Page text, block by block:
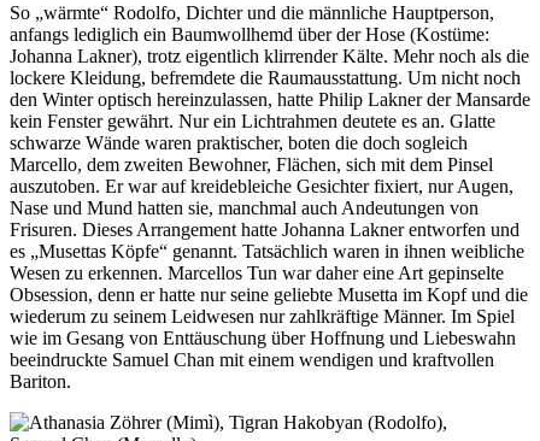
So „wärmte“ Rodolfo, Dichter und die männliche Hauptperson,
anfangs lediglich ein Baumwollhemd über der Hose (Kostüme:
Johanna Lakner), trotz eigentlich klirrender Kälte. Mehr noch als die
lockere Kleidung, befremdete die Raumausstattung. Um nicht noch
den Winter optisch hereinzulassen, hatte Philip Lakner der Mansarde
kein Fenster gewährt. Nur ein Lichtrahmen deutete es an. Glatte
schwarze Wände waren praktischer, boten die doch sogleich
Marcello, dem zweiten Bewohner, Flächen, sich mit dem Pinsel
auszutoben. Er war auf kreidebleiche Gesichter fixiert, nur Augen,
Nase und Mund hatten sie, manchmal auch Andeutungen von
Frisuren. Dieses Arrangement hatte Johanna Lakner entworfen und
es „Musettas Köpfe“ genannt. Tatsächlich waren in ihnen weibliche
Wesen zu erkennen. Marcellos Tun war daher eine Art gepinselte
Obsession, denn er hatte nur seine geliebte Musetta im Kopf und die
wiederum zu seinem Leidwesen nur zahlkräftige Männer. Im Spiel
wie im Gesang von Enttäuschung über Hoffnung und Liebeswahn
beeindruckte Samuel Chan mit einem wendigen und kraftvollen
Bariton.